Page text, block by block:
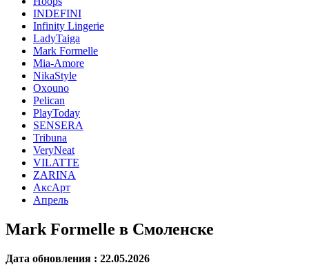
INDEFINI
Infinity Lingerie
LadyTaiga
Mark Formelle
Mia-Amore
NikaStyle
Oxouno
Pelican
PlayToday
SENSERA
Tribuna
VeryNeat
VILATTE
ZARINA
АксАрт
Апрель
Mark Formelle в Смоленске
Дата обновления : 22.05.2026